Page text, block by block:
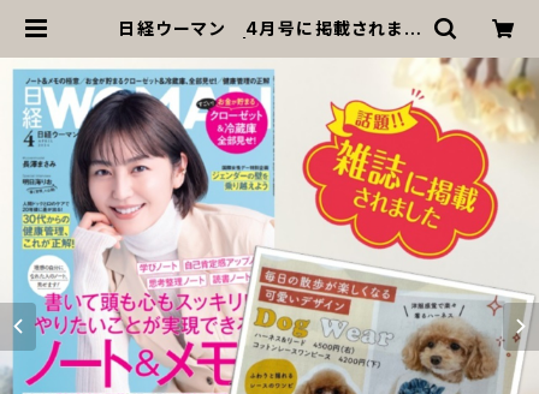
日経ウーマン 4月号に掲載されまし